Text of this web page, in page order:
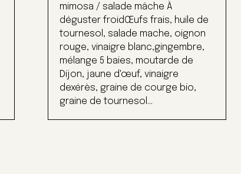
mimosa / salade mâche À
déguster froidŒufs frais, huile de
tournesol, salade mache, oignon
rouge, vinaigre blanc,gingembre,
mélange 5 baies, moutarde de
Dijon, jaune d'œuf, vinaigre
dexérès, graine de courge bio,
graine de tournesol...